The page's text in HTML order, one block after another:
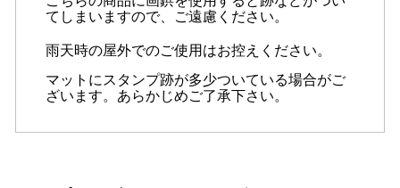
てしまいますので、ご遠慮ください。
雨天時の屋外でのご使用はお控えください。
マットにスタンプ跡が多少ついている場合がご
ざいます。あらかじめご了承下さい。